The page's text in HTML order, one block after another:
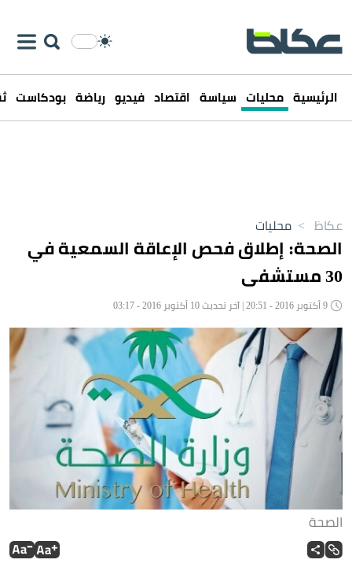
الرئيسية محليات سياسة اقتصاد فيديو رياضة بودكاست
عكاظ > محليات
الصحة: إطلاق فحص الإعاقة السمعية في
30 مستشفى
الصحة